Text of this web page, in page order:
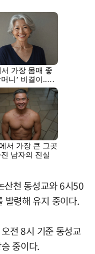
산천 동성교와 6시50
발령해 유지 중이다.
전 8시 기준 동성교
중이다.